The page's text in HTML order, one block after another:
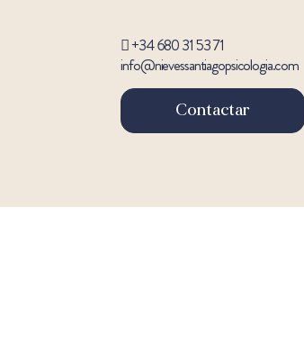
+34 680 31 53 71
info@nievessantiagopsicologia.com
Contactar